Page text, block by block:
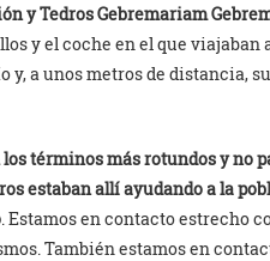
y Tedros Gebremariam
y el coche en el que viajaban
a unos metros de distancia,
términos más rotundos y no
estaban allí ayudando a la
. Estamos en contacto estrecho
También estamos en